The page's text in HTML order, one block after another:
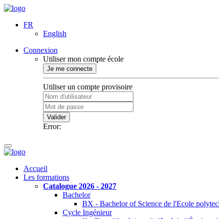
FR
English
Connexion
Utiliser mon compte école
Je me connecte
Utiliser un compte provisoire
Valider
Error:
Accueil
Les formations
Catalogue 2026 - 2027
Bachelor
BX - Bachelor of Science de l'Ecole
Cycle Ingénieur